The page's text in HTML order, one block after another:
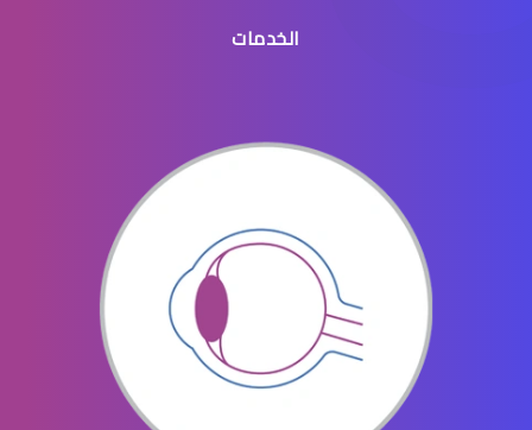
عيون الاطفال الخدج
عيون الاطفال المنتفخه
الخدمات